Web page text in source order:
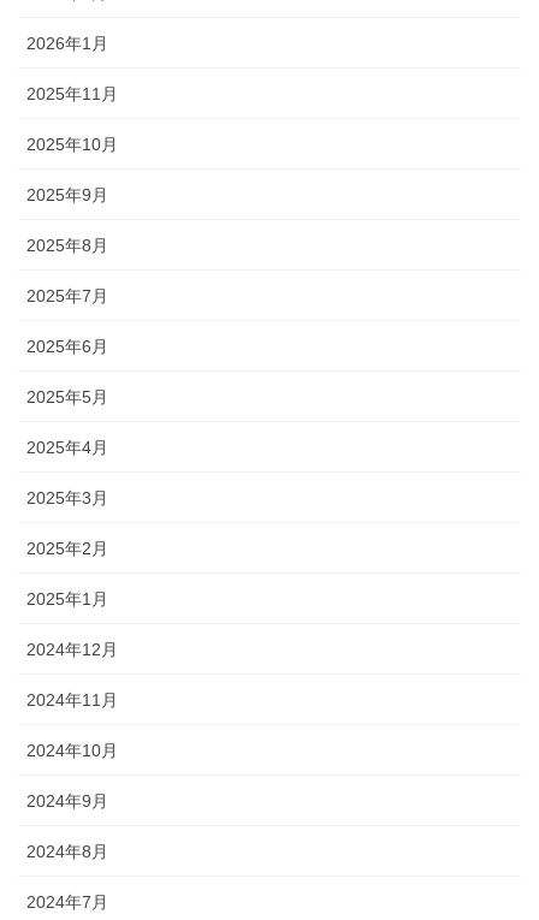
2026年1月
2025年11月
2025年10月
2025年9月
2025年8月
2025年7月
2025年6月
2025年5月
2025年4月
2025年3月
2025年2月
2025年1月
2024年12月
2024年11月
2024年10月
2024年9月
2024年8月
2024年7月